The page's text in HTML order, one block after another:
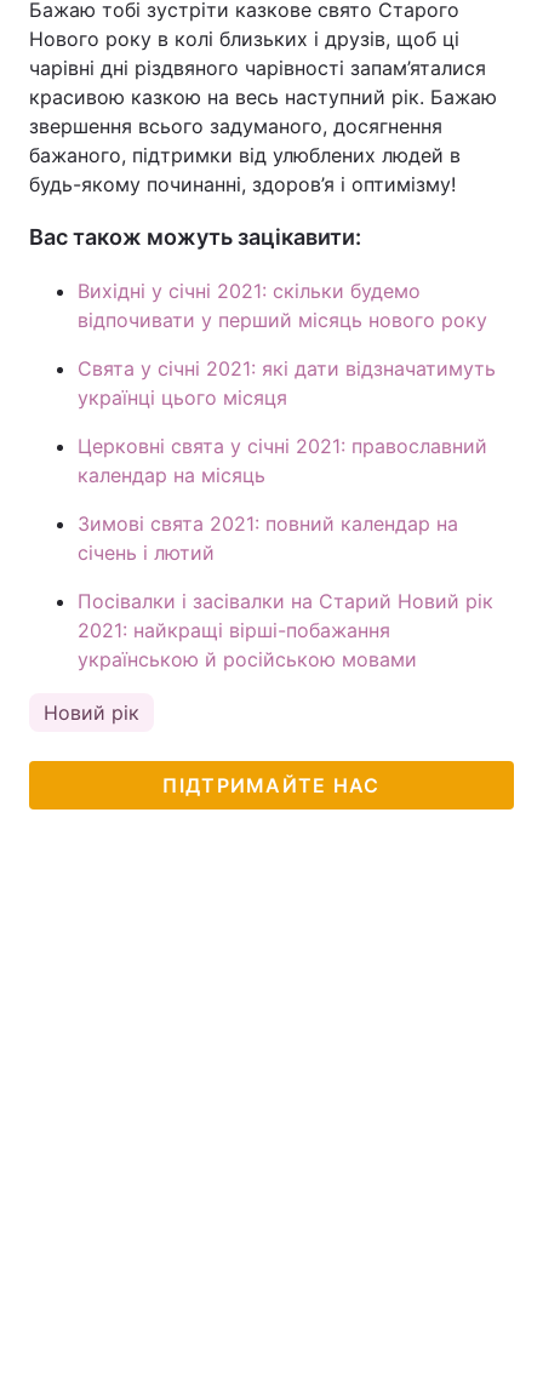
Бажаю тобі зустріти казкове свято Старого
Нового року в колі близьких і друзів, щоб ці
чарівні дні різдвяного чарівності запам’яталися
красивою казкою на весь наступний рік. Бажаю
звершення всього задуманого, досягнення
бажаного, підтримки від улюблених людей в
будь-якому починанні, здоров’я і оптимізму!
Вас також можуть зацікавити:
Вихідні у січні 2021: скільки будемо
відпочивати у перший місяць нового року
Свята у січні 2021: які дати відзначатимуть
українці цього місяця
Церковні свята у січні 2021: православний
календар на місяць
Зимові свята 2021: повний календар на
січень і лютий
Посівалки і засівалки на Старий Новий рік
2021: найкращі вірші-побажання
українською й російською мовами
Новий рік
ПІДТРИМАЙТЕ НАС